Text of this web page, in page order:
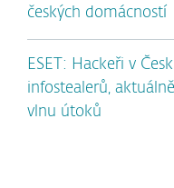
českých domácností
ESET: Hackeři v
infostealerů,
vlnu útoků